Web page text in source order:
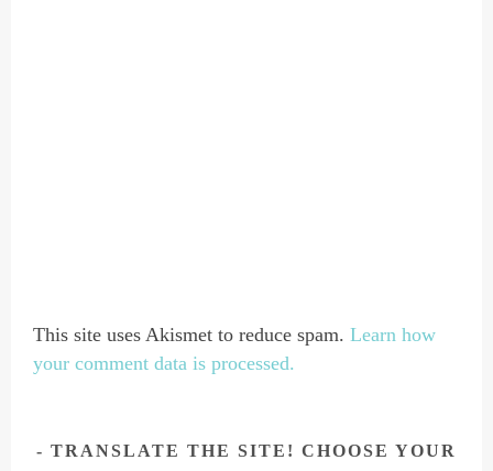
This site uses Akismet to reduce spam.Learn how
your comment data is processed.
TRANSLATE THE SITE! CHOOSE YOUR